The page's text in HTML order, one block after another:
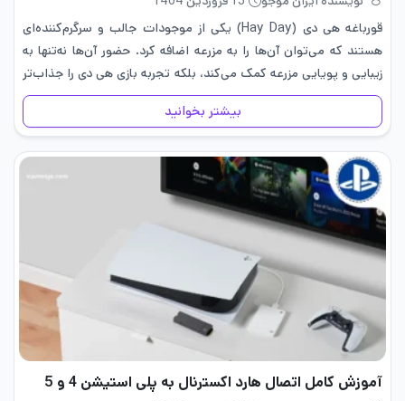
قورباغه‌ هی دی (Hay Day) یکی از موجودات جالب و سرگرم‌کننده‌ای
هستند که می‌توان آن‌ها را به مزرعه اضافه کرد. حضور آن‌ها نه‌تنها به
زیبایی و پویایی مزرعه کمک می‌کند، بلکه تجربه بازی هی دی را جذاب‌تر
می‌سازد. با این…
بیشتر بخوانید
آموزش کامل اتصال هارد اکسترنال به پلی استیشن 4 و 5